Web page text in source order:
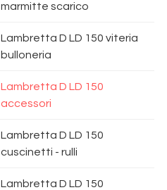
marmitte scarico
Lambretta D LD 150 viteria
bulloneria
Lambretta D LD 150
accessori
Lambretta D LD 150
cuscinetti - rulli
Lambretta D LD 150